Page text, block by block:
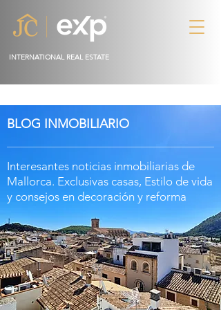
INTERNATIONAL REAL ESTATE
BLOG INMOBILIARIO
Interesantes noticias inmobiliarias de
Mallorca. Exclusivas casas, Estilo de vida
y consejos en decoración y reforma